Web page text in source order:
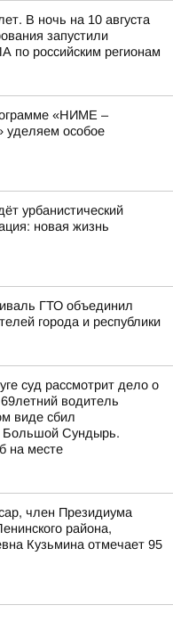
В ночь на 10 августа
запустили
по российским регионам
«НИМЕ –
особое
урбанистический
новая жизнь
ГТО объединил
города и республики
суд рассмотрит дело о
водитель
виде сбил
Большой Сундырь.
на месте
член Президиума
района,
Кузьмина отмечает 95